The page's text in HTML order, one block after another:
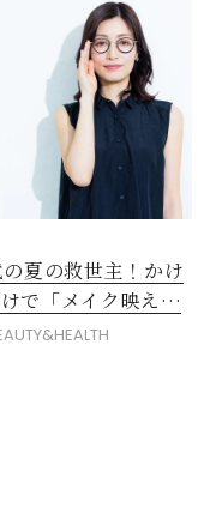
夏の救世主！かけ
で「メイク映え」
鏡